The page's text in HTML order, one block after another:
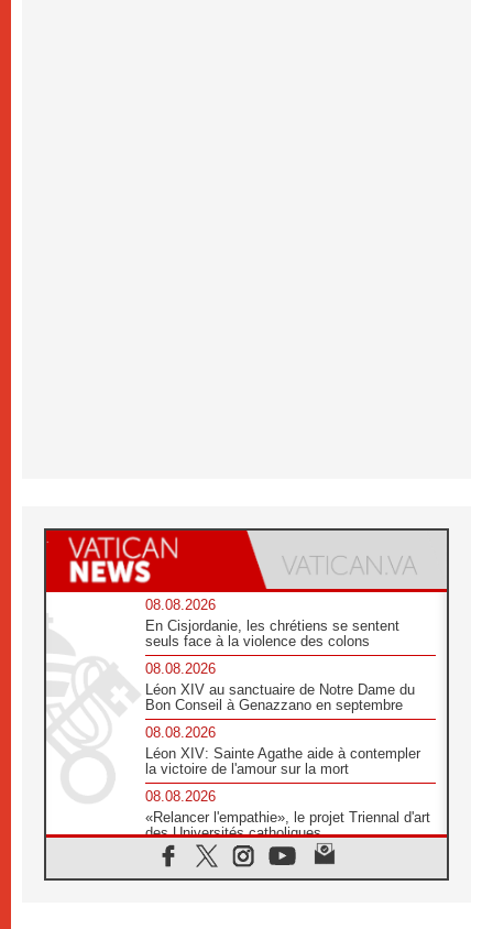
08.08.2026
En Cisjordanie, les chrétiens se sentent
seuls face à la violence des colons
08.08.2026
Léon XIV au sanctuaire de Notre Dame du
Bon Conseil à Genazzano en septembre
08.08.2026
Léon XIV: Sainte Agathe aide à contempler
la victoire de l'amour sur la mort
08.08.2026
«Relancer l'empathie», le projet Triennal d'art
des Universités catholiques
08.08.2026
Signis 2026, donner la parole aux religieuses